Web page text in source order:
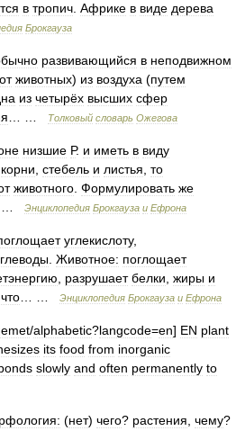
в тропич Африке в виде дерева
Брокгауза
развивающийся в неподвижном
от животных) из воздуха (путем
из четырёх высших сфер
Толковый словарь Ожегова
низшие Р. и иметь в виду
корни стебель и листья то
животного Формулировать же
Энциклопедия Брокгауза и Ефрона
углекислоту,
Животное: поглощает
разрушает белки жиры и
что Энциклопедия Брокгауза и Ефрона
/alphabetic?langcode=en] EN plant
its food from inorganic
slowly and often permanently to
(нет) чего? растения чему?